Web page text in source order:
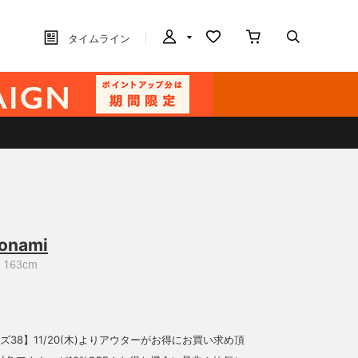
タイムライン
163cm
38】11/20(木)よりアウターがお得にお買い求め頂